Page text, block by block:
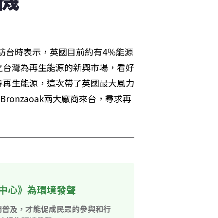
時表示，英國目前約有4％能源
灣為再生能源的新興市場，看好
生能源，這次帶了英國最大風力
兩大廠商來台，尋求再
心》為環境發聲
及，才能促成民眾的參與和行